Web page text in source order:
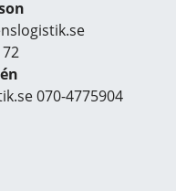
070-4775904